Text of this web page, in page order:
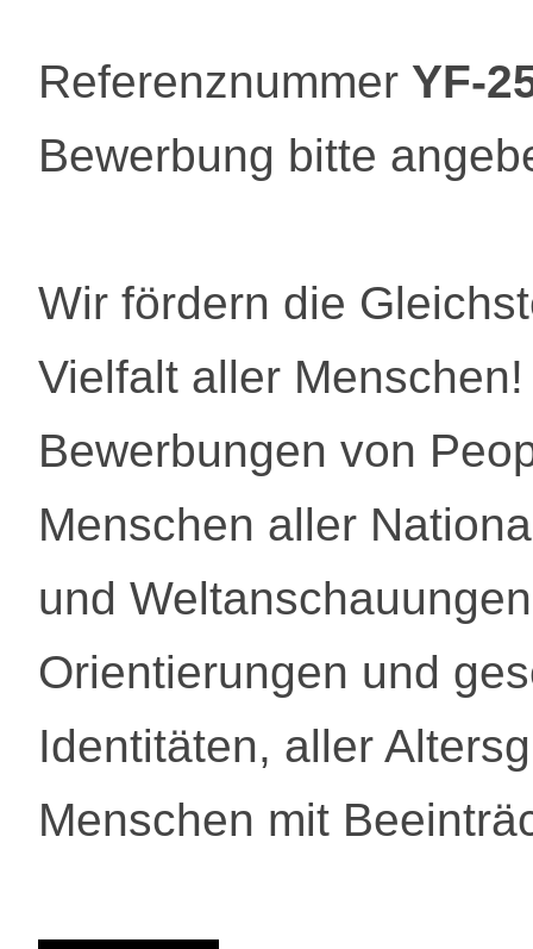
Referenznummer YF-
Bewerbung bitte
Wir fördern die
Vielfalt aller
Bewerbungen von
Menschen aller
und
Orientierungen und
Identitäten, aller
Menschen mit